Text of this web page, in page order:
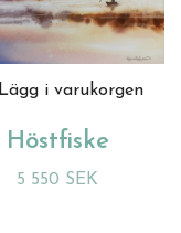
Lägg i varukorgen
Höstfiske
5 550 SEK